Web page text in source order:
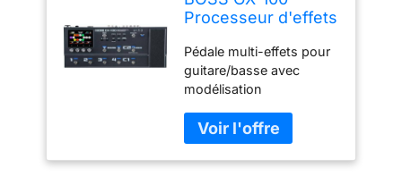
Processeur d'effets
Pédale multi-effets pour
guitare/basse avec
modélisation
de rappel USB Pédale
d'expression Écran
tactile col